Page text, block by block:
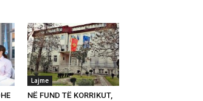
Lajme
NË FUND TË KORRIKUT,